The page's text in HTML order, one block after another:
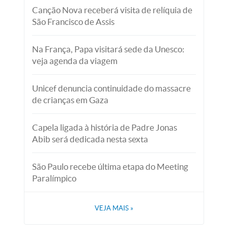
Canção Nova receberá visita de relíquia de
São Francisco de Assis
Na França, Papa visitará sede da Unesco:
veja agenda da viagem
Unicef denuncia continuidade do massacre
de crianças em Gaza
Capela ligada à história de Padre Jonas
Abib será dedicada nesta sexta
São Paulo recebe última etapa do Meeting
Paralímpico
VEJA MAIS »